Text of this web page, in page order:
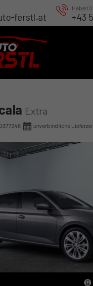
ferstl.at
Haben
+43
Extra
unverbindliche